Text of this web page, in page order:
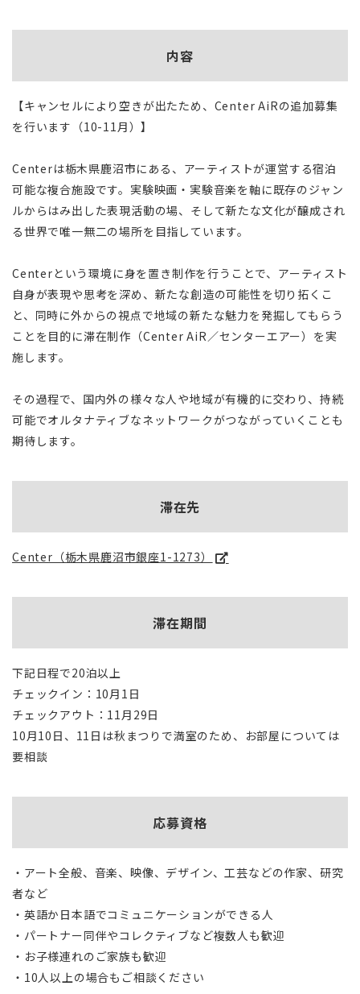
内容
【キャンセルにより空きが出たため、Center AiRの追加募集
を行います（10-11月）】
Centerは栃木県鹿沼市にある、アーティストが運営する宿泊
可能な複合施設です。実験映画・実験音楽を軸に既存のジャン
ルからはみ出した表現活動の場、そして新たな文化が醸成され
る世界で唯一無二の場所を目指しています。
Centerという環境に身を置き制作を行うことで、アーティスト
自身が表現や思考を深め、新たな創造の可能性を切り拓くこ
と、同時に外からの視点で地域の新たな魅力を発掘してもらう
ことを目的に滞在制作（Center AiR／センターエアー）を実
施します。
その過程で、国内外の様々な人や地域が有機的に交わり、持続
可能でオルタナティブなネットワークがつながっていくことも
期待します。
滞在先
Center（栃木県鹿沼市銀座1-1273）
滞在期間
下記日程で20泊以上
チェックイン：10月1日
チェックアウト：11月29日
10月10日、11日は秋まつりで満室のため、お部屋については
要相談
応募資格
・アート全般、音楽、映像、デザイン、工芸などの作家、研究
者など
・英語か日本語でコミュニケーションができる人
・パートナー同伴やコレクティブなど複数人も歓迎
・お子様連れのご家族も歓迎
・10人以上の場合もご相談ください